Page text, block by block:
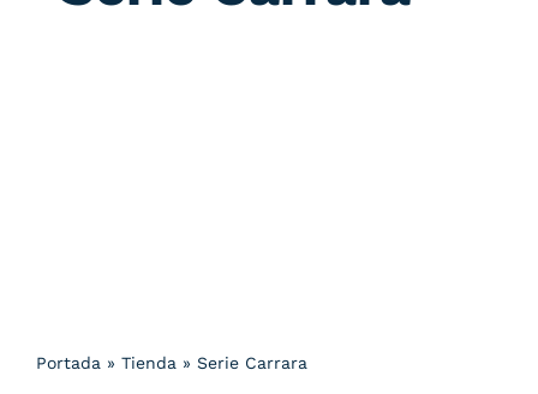
Portada » Tienda » Serie Carrara